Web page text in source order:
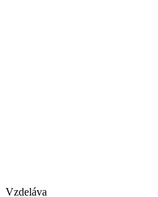
Vzdeláva